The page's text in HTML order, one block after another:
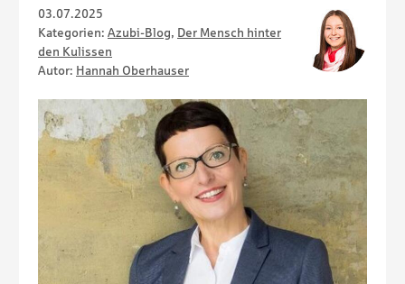
03.07.2025
Kategorien: Azubi-Blog, Der Mensch hinter
den Kulissen
Autor: Hannah Oberhauser